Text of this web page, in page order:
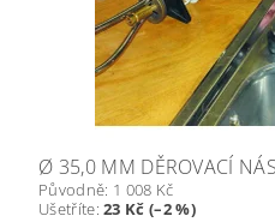
Ø 35,0 MM DĚROVACÍ
Původně: 1 008 Kč
Ušetříte:23 Kč (–2 %)